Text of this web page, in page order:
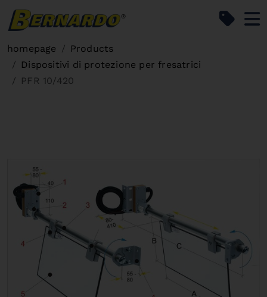
homepage
Products
Dispositivi di protezione per fresatrici
PFR 10/420